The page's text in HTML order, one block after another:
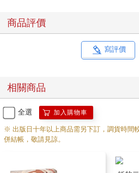
商品評價
寫評價
相關商品
全選 加入購物車
※ 出版日十年以上商品需另下訂，調貨時間
併結帳，敬請見諒。